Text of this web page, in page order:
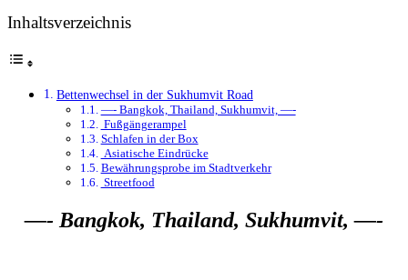
Inhaltsverzeichnis
Bettenwechsel in der Sukhumvit Road
—- Bangkok, Thailand, Sukhumvit, —-
Fußgängerampel
Schlafen in der Box
Asiatische Eindrücke
Bewährungsprobe im Stadtverkehr
Streetfood
—- Bangkok, Thailand, Sukhumvit, —-